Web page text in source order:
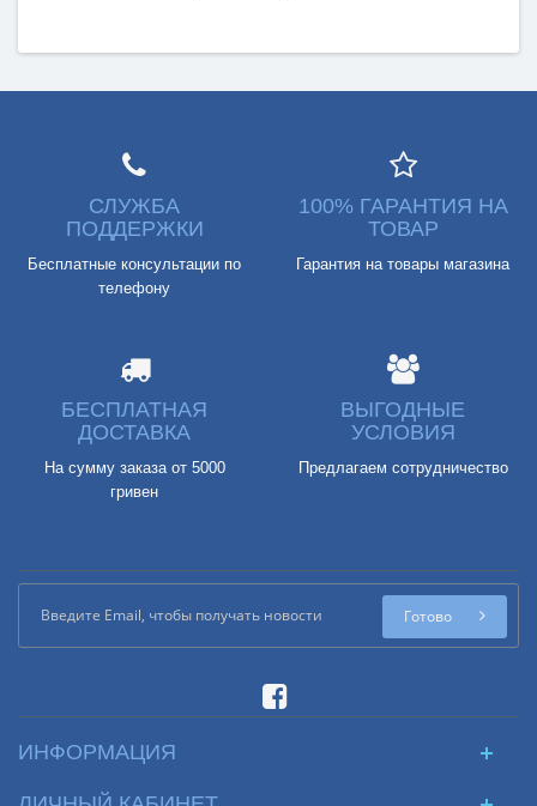
СЛУЖБА
ПОДДЕРЖКИ
Бесплатные консультации по
телефону
100% ГАРАНТИЯ НА
ТОВАР
Гарантия на товары магазина
БЕСПЛАТНАЯ
ДОСТАВКА
На сумму заказа от 5000
гривен
ВЫГОДНЫЕ
УСЛОВИЯ
Предлагаем сотрудничество
Готово
ИНФОРМАЦИЯ